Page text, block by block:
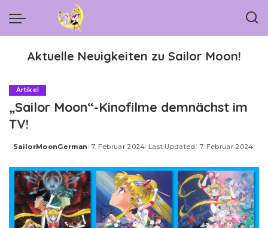
Aktuelle Neuigkeiten zu Sailor Moon!
Artikel
„Sailor Moon“-Kinofilme demnächst im
TV!
Posted
SailorMoonGerman 7. Februar 2024 Last Updated: 7. Februar 2024